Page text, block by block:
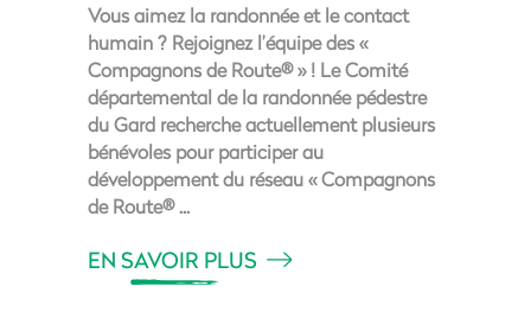
Vous aimez la randonnée et le contact
humain ? Rejoignez l’équipe des «
Compagnons de Route® » ! Le Comité
départemental de la randonnée pédestre
du Gard recherche actuellement plusieurs
bénévoles pour participer au
développement du réseau « Compagnons
de Route®
EN SAVOIR PLUS